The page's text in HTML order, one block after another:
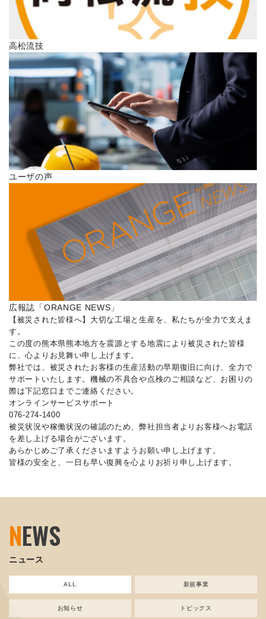
高松流技
ユーザの声
広報誌「ORANGE NEWS」
【被災された皆様へ】大切な工場と生産を、私たちが全力で支えま
す。
この度の熊本県熊本地方を震源とする地震により被災された皆様
に、心よりお見舞い申し上げます。
弊社では、被災されたお客様の生産活動の早期復旧に向け、全力で
サポートいたします。機械の不具合や点検のご相談など、お困りの
際は下記窓口までご連絡ください。
オンラインサービスサポート
076-274-1400
被災状況や稼働状況の確認のため、弊社担当者よりお客様へお電話
を差し上げる場合がございます。
あらかじめご了承くださいますようお願い申し上げます。
皆様の安全と、一日も早い復興を心よりお祈り申し上げます。
NEWS
ニュース
ALL 新規事業
お知らせ トピックス